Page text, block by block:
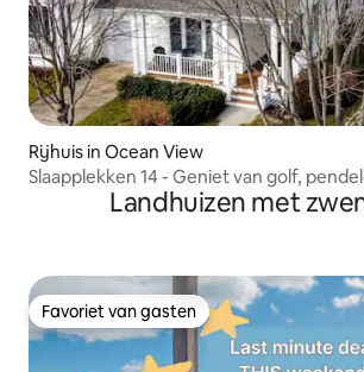
Rijhuis in Ocean View
Slaapplekken 14 - Geniet van golf,
strand en zwembaden
Landhuizen met
Favoriet van gasten
Favoriet van gasten